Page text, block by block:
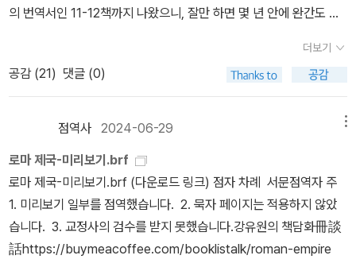
의 번역서인 11-12책까지 나왔으니, 잘만 하면 몇 년 안에 완간도 가
본도 나온 모양인데, 같은 출판사에서 본편 간행을 염두에 두고 일종
의 개요 성격으로 미리 내놓은 모양이다. 소와당은 예전에 <임원경제
지> 중복 출간을 둘러싼 잡음 때문에 별로 좋지 못한 인상을 받은 출
판사인데, 이후 역사 서적을 꾸준히 내놓는 것으로 보아 일회성으로
는 이름의 시리즈는 이전에도 몇 가지가 나와 있었다. 예를 들어 케임
브리지 대학 출판부의 '약사'(A Concise History) 시리즈 중 독일,
이탈리아, 프랑스, 영국 편이 '케임브리지 세계사 강좌'(개마고원, 20
00-2002)라는 이름으로 나왔고, 최근에는 스페인 편이 <케임브리
지 스페인사>(글항아리, 2024)로 나왔다.이름 그대로 도판을 곁들
더보기
공감 (21) 댓글 (0)
점역사 2024-06-29
로마 제국-미리보기.brf
로마 제국-미리보기.brf (다운로드 링크) 점자 차례 서문점역자 주
1. 미리보기 일부를 점역했습니다. 2. 묵자 페이지는 적용하지 않았
습니다. 3. 교정사의 검수를 받지 못했습니다.강유원의 책담화冊談
話https://buymeacoffee.com/booklistalk/roman-empire